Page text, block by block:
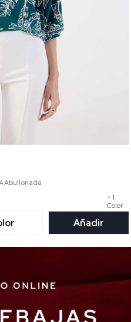
Abullonada
+ 1
Color
Añadir